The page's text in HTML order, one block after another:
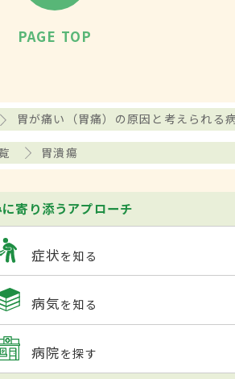
起した場合には、黒っぽい
、血の混ざった黒い便
血などの症状を伴うこと
胃内容物が腹腔内へ漏出
こして強烈な腹痛を生じ
が必要であり、まず胃の内
行う。内視鏡所見からもピ
とがわかることが多いが、
を調べる検査には、血液検
PAGE TOP
胃が痛い（胃痛）の原因と考えられる
胃潰瘍
寄り添うアプローチ
症状を知る
病気を知る
病院を探す